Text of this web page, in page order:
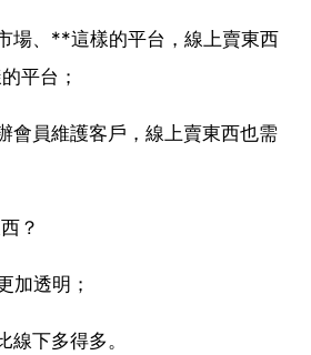
場、**這樣的平台，線上賣東西
平台；
會員維護客戶，線上賣東西也需
？
加透明；
線下多得多。